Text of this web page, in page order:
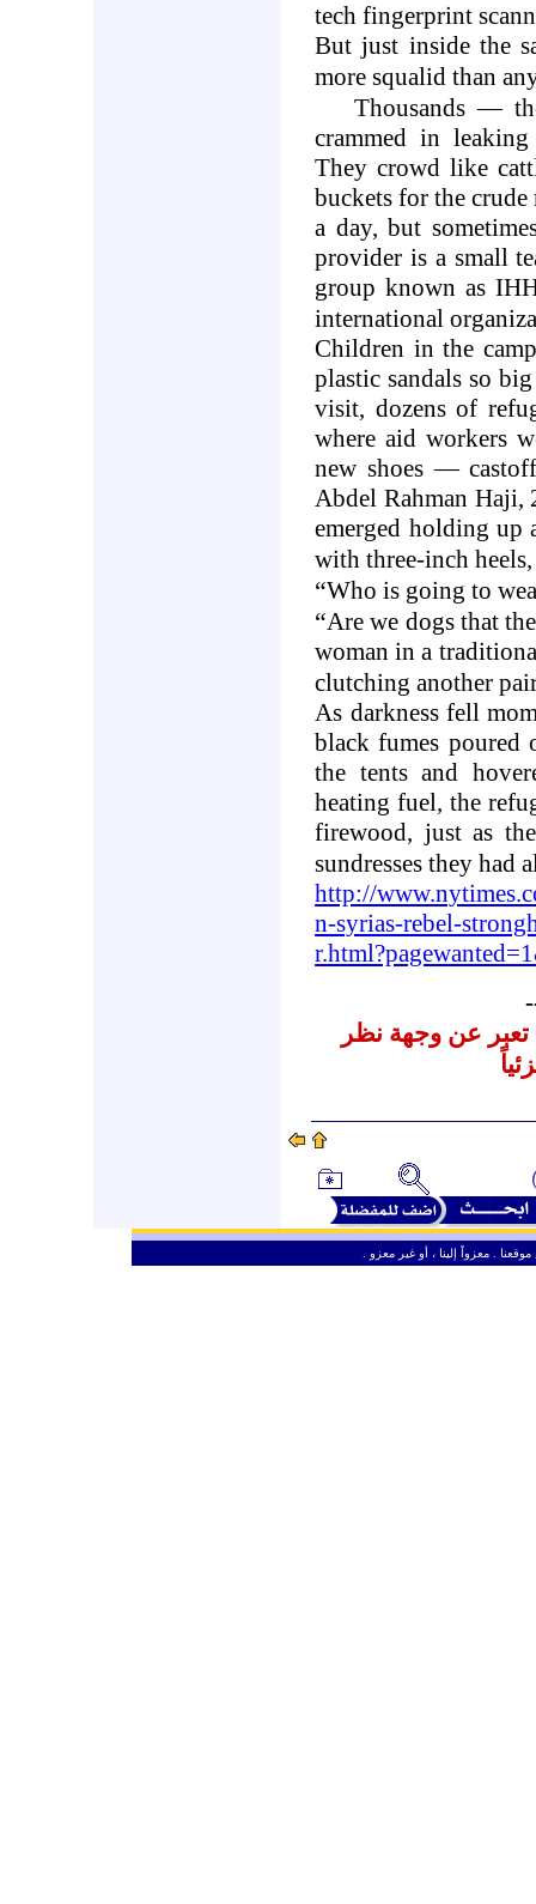
tech fingerprint
But just inside the
more squalid than
Thousands —
crammed in
They crowd like
buckets for the crude
a day, but
provider is a small
group known as
international
Children in the
plastic sandals so
visit, dozens of
where aid workers
new shoes —
Abdel Rahman Haji,
emerged holding up
with three-inch
“Who is going to
“Are we dogs that
woman in a
clutching another
As darkness fell
black fumes poured
the tents and
heating fuel, the
firewood, just as
sundresses they had
http://
n-syrias-rebel-
تعبر عن وجهة نظر
. معزواً إلينا ، أو غير معزو .